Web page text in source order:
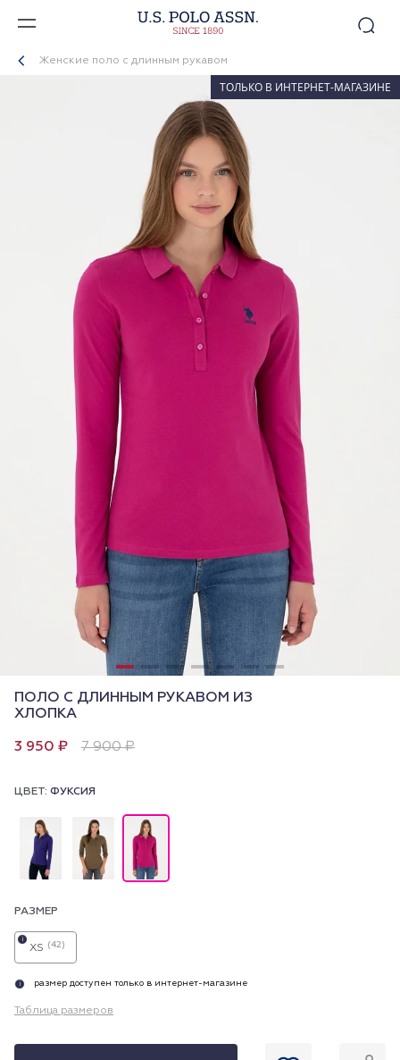
Женские поло с длинным рукавом
ТОЛЬКО В ИНТЕРНЕТ-МАГАЗИНЕ
ПОЛО С ДЛИННЫМ РУКАВОМ ИЗ
ХЛОПКА
3 950 ₽ 7 900 ₽
ЦВЕТ: ФУКСИЯ
РАЗМЕР
XS (42)
i
i размер доступен только в интернет-магазине
Таблица размеров